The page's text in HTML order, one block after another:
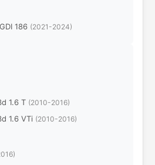
186 (2021-2024)
1.6 T (2010-2016)
1.6 VTi (2010-2016)